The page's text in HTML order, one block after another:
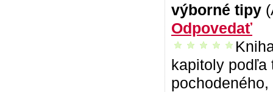
výborné tipy
Odpovedať
vrelo odporúčam
kapitoly podľa